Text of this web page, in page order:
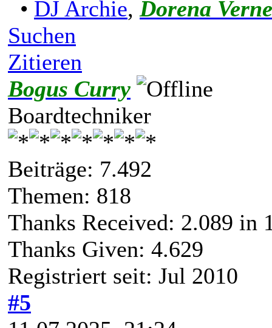
• DJ Archie, Dorena Verne
Suchen
Zitieren
Bogus Curry
Boardtechniker
Beiträge: 7.492
Themen: 818
Thanks Received: 2.089 in
Thanks Given: 4.629
Registriert seit: Jul 2010
#5